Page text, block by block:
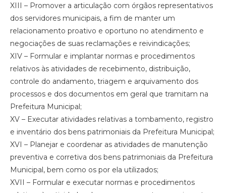
XIII – Promover a articulação com órgãos representativos
dos servidores municipais, a fim de manter um
relacionamento proativo e oportuno no atendimento e
negociações de suas reclamações e reivindicações;
XIV – Formular e implantar normas e procedimentos
relativos às atividades de recebimento, distribuição,
controle do andamento, triagem e arquivamento dos
processos e dos documentos em geral que tramitam na
Prefeitura Municipal;
XV – Executar atividades relativas a tombamento, registro
e inventário dos bens patrimoniais da Prefeitura Municipal;
XVI – Planejar e coordenar as atividades de manutenção
preventiva e corretiva dos bens patrimoniais da Prefeitura
Municipal, bem como os por ela utilizados;
XVII – Formular e executar normas e procedimentos